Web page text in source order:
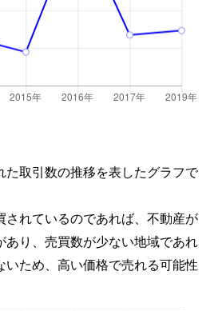
た取引数の推移を表したグラフで
されているのであれば、不動産が
あり、売買数が少ない地域であれ
いため、高い価格で売れる可能性